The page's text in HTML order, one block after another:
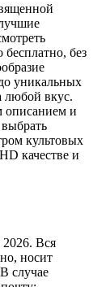
без
уникальных
любой вкус.
описанием и
культовых
качестве и
2026. Вся
носит
случае